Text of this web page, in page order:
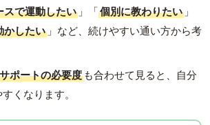
スで運動したい 」「個別に教わりたい 」
かしたい 」など、続けやすい通い方から考
サポートの必要度 も合わせて見ると、自分
くなります。